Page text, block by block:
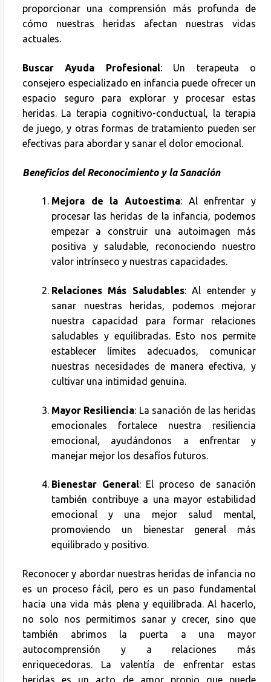
proporcionar una comprensión más profunda de
cómo nuestras heridas afectan nuestras vidas
actuales.
Buscar Ayuda Profesional: Un terapeuta o
consejero especializado en infancia puede ofrecer un
espacio seguro para explorar y procesar estas
heridas. La terapia cognitivo-conductual, la terapia
de juego, y otras formas de tratamiento pueden ser
efectivas para abordar y sanar el dolor emocional.
Beneficios del Reconocimiento y la Sanación
Mejora de la Autoestima: Al enfrentar y
procesar las heridas de la infancia, podemos
empezar a construir una autoimagen más
positiva y saludable, reconociendo nuestro
valor intrínseco y nuestras capacidades.
Relaciones Más Saludables: Al entender y
sanar nuestras heridas, podemos mejorar
nuestra capacidad para formar relaciones
saludables y equilibradas. Esto nos permite
establecer límites adecuados, comunicar
nuestras necesidades de manera efectiva, y
cultivar una intimidad genuina.
Mayor Resiliencia: La sanación de las heridas
emocionales fortalece nuestra resiliencia
emocional, ayudándonos a enfrentar y
manejar mejor los desafíos futuros.
Bienestar General: El proceso de sanación
también contribuye a una mayor estabilidad
emocional y una mejor salud mental,
promoviendo un bienestar general más
equilibrado y positivo.
Reconocer y abordar nuestras heridas de infancia no
es un proceso fácil, pero es un paso fundamental
hacia una vida más plena y equilibrada. Al hacerlo,
no solo nos permitimos sanar y crecer, sino que
también abrimos la puerta a una mayor
autocomprensión y a relaciones más
enriquecedoras. La valentía de enfrentar estas
heridas es un acto de amor propio que puede